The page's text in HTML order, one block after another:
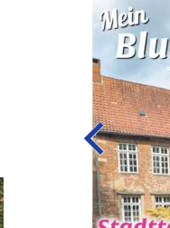
Ritterhude – (as)
Schäfer, Leiter des
komisch sei es
Die stellvertretende